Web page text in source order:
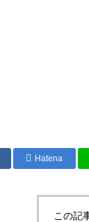
Hatena
この記